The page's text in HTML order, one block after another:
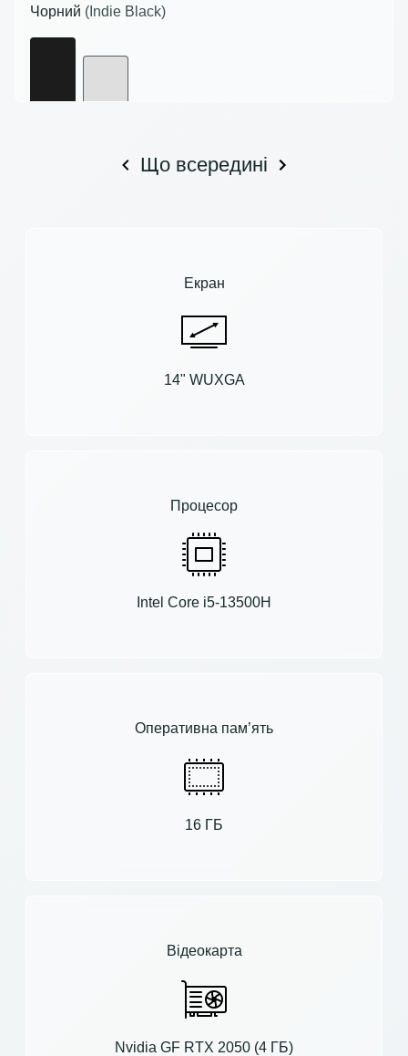
Чорний (Indie Black)
Що всередині
Екран
14" WUXGA
Процесор
Intel Core i5-13500H
Оперативна пам’ять
16 ГБ
Відеокарта
Nvidia GF RTX 2050 (4 ГБ)